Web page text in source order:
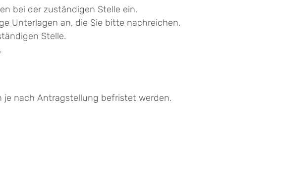
bei der zuständigen Stelle ein.
Unterlagen an, die Sie bitte nachreichen.
Stelle.
je nach Antragstellung befristet werden.